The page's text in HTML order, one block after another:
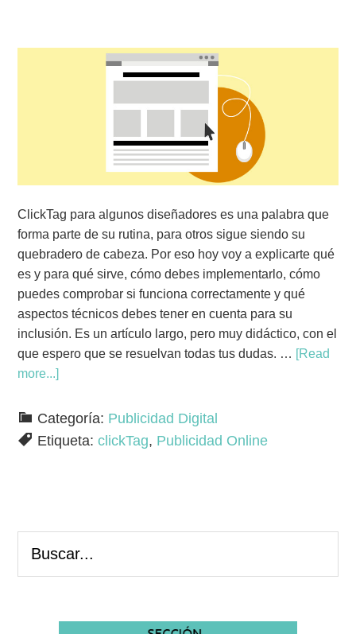
ClickTag para algunos diseñadores es una palabra que
forma parte de su rutina, para otros sigue siendo su
quebradero de cabeza. Por eso hoy voy a explicarte qué
es y para qué sirve, cómo debes implementarlo, cómo
puedes comprobar si funciona correctamente y qué
aspectos técnicos debes tener en cuenta para su
inclusión. Es un artículo largo, pero muy didáctico, con el
que espero que se resuelvan todas tus dudas. … [Read
more...]
Categoría: Publicidad Digital
Etiqueta:clickTag, Publicidad Online